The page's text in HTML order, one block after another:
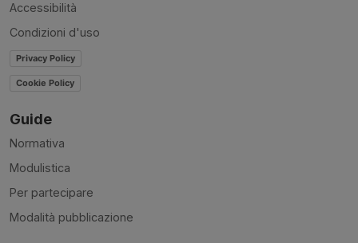
Accessibilità
Condizioni d'uso
Privacy Policy
Cookie Policy
Guide
Normativa
Modulistica
Per partecipare
Modalità pubblicazione